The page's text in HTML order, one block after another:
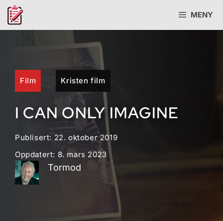
Hopp
MENY
Film Kristen film
I CAN ONLY IMAGINE
Publisert: 22. oktober 2019
Oppdatert: 8. mars 2023
Tormod